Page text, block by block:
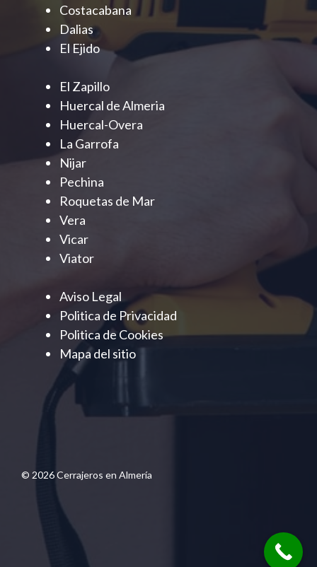
Costacabana
Dalias
El Ejido
El Zapillo
Huercal de Almeria
Huercal-Overa
La Garrofa
Nijar
Pechina
Roquetas de Mar
Vera
Vicar
Viator
Aviso Legal
Politica de Privacidad
Politica de Cookies
Mapa del sitio
© 2026 Cerrajeros en Almería